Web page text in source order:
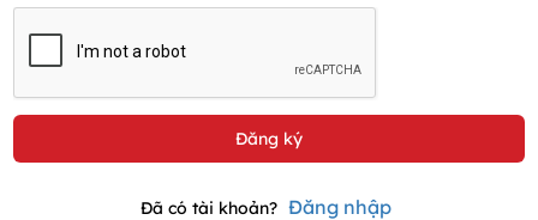
Đã có tài khoản? Đăng nhập